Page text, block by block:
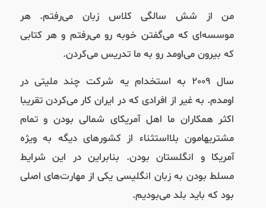
من از شش سالگی کلاس زبان می‌رفتم. هر
موسسه‌ای که می‌گفتن خوبه رو می‌رفتم و هر کتابی
که بیرون می‌اومد رو به ما تدریس می‌کردن.
سال ۲۰۰۹ به استخدام یه شرکت چند ملیتی در
اومدم. به غیر از افرادی که در ایران کار می‌کردن تقریبا
اکثر همکاران ما اهل آمریکای شمالی بودن و تمام
مشتریهامون بلااستثناء از کشورهای دیگه به ویژه
آمریکا و انگلستان بودن. بنابراین در این شرایط
مسلط بودن به زبان انگلیسی یکی از مهارت‌های اصلی
بود که باید بلد می‌بودیم.